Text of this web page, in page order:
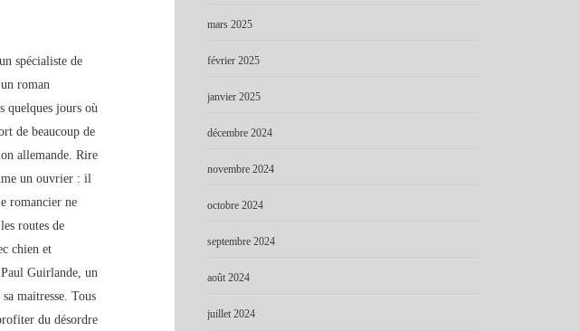
spécialiste de
roman
quelques jours où
de beaucoup de
allemande. Rire
un ouvrier : il
romancier ne
routes de
chien et
Guirlande, un
maitresse. Tous
du désordre
mars 2025
février 2025
janvier 2025
décembre 2024
novembre 2024
octobre 2024
septembre 2024
août 2024
juillet 2024